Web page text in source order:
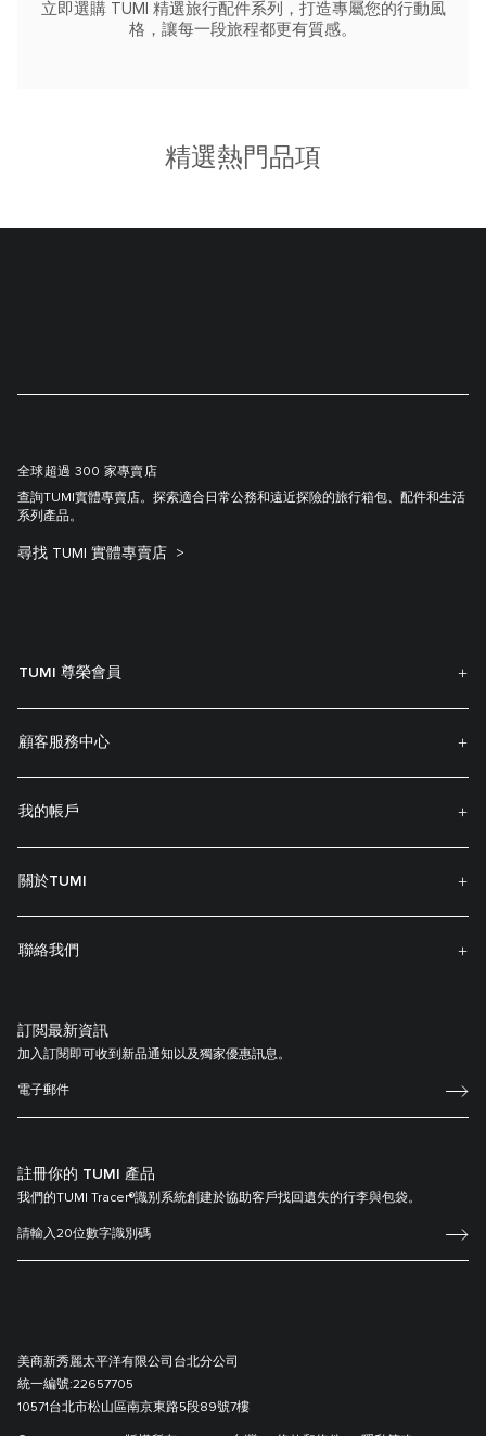
立即選購 TUMI 精選旅行配件系列，打造專屬您的行動風
格，讓每一段旅程都更有質感。
精選熱門品項
全球超過 300 家專賣店
查詢TUMI實體專賣店。探索適合日常公務和遠近探險的旅行箱包、配件和生活
系列產品。
尋找 TUMI 實體專賣店
TUMI 尊榮會員
顧客服務中心
我的帳戶
關於TUMI
聯絡我們
訂閲最新資訊
加入訂閱即可收到新品通知以及獨家優惠訊息。
註冊你的 TUMI 產品
我們的TUMI Tracer®識别系統創建於協助客戶找回遺失的行李與包袋。
美商新秀麗太平洋有限公司台北分公司
統一編號:22657705
10571台北市松山區南京東路5段89號7樓